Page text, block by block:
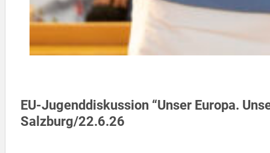
EU-Jugenddiskussion “Unser Europa.
Salzburg/22.6.26